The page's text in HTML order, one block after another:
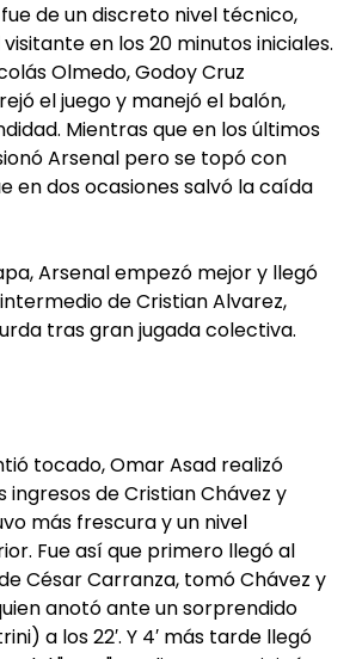
de un discreto nivel técnico,
en los 20 minutos iniciales.
Olmedo, Godoy Cruz
el juego y manejó el balón,
Mientras que en los últimos
Arsenal pero se topó con
en dos ocasiones salvó la caída
Arsenal empezó mejor y llegó
de Cristian Alvarez,
tras gran jugada colectiva.
tocado, Omar Asad realizó
ingresos de Cristian Chávez y
más frescura y un nivel
Fue así que primero llegó al
César Carranza, tomó Chávez y
anotó ante un sorprendido
a los 22′. Y 4′ más tarde llegó